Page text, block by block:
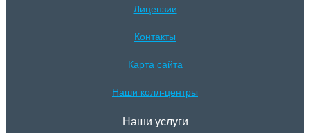
Лицензии
Контакты
Карта сайта
Наши колл-центры
Наши услуги